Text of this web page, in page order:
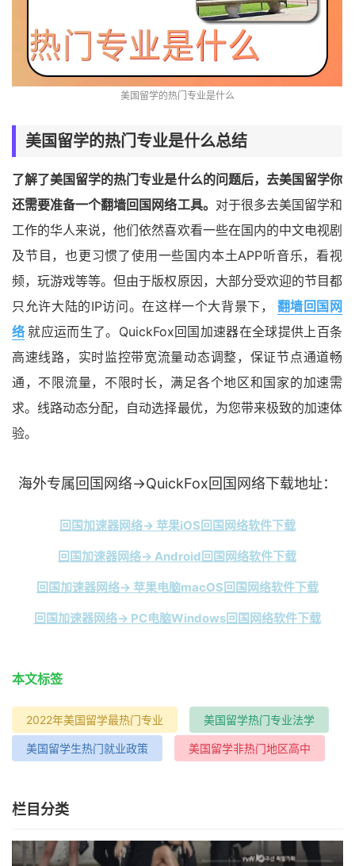
美国留学的热门专业是什么
美国留学的热门专业是什么总结
了解了美国留学的热门专业是什么的问题后，去美国留学你
还需要准备一个翻墙回国网络工具。 对于很多去美国留学和
工作的华人来说，他们依然喜欢看一些在国内的中文电视剧
及节目，也更习惯了使用一些国内本土APP听音乐，看视
频，玩游戏等等。但由于版权原因，大部分受欢迎的节目都
只允许大陆的IP访问。在这样一个大背景下，
翻墙回国网
络 就应运而生了。QuickFox回国加速器在全球提供上百条
高速线路，实时监控带宽流量动态调整，保证节点通道畅
通，不限流量，不限时长，满足各个地区和国家的加速需
求。线路动态分配，自动选择最优，为您带来极致的加速体
验。
海外专属回国网络→QuickFox回国网络下载地址：
回国加速器网络→ 苹果iOS回国网络软件下载
回国加速器网络→ Android回国网络软件下载
回国加速器网络→ 苹果电脑macOS回国网络软件下载
回国加速器网络→ PC电脑Windows回国网络软件下载
本文标签
2022年美国留学最热门专业 美国留学热门专业法学
美国留学生热门就业政策 美国留学非热门地区高中
栏目分类